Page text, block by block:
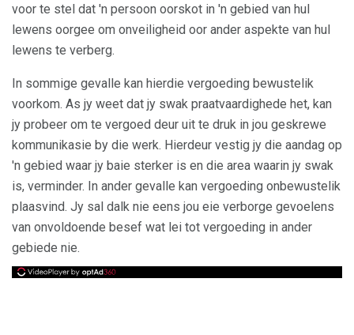
voor te stel dat 'n persoon oorskot in 'n gebied van hul
lewens oorgee om onveiligheid oor ander aspekte van hul
lewens te verberg.
In sommige gevalle kan hierdie vergoeding bewustelik
voorkom. As jy weet dat jy swak praatvaardighede het, kan
jy probeer om te vergoed deur uit te druk in jou geskrewe
kommunikasie by die werk. Hierdeur vestig jy die aandag op
'n gebied waar jy baie sterker is en die area waarin jy swak
is, verminder. In ander gevalle kan vergoeding onbewustelik
plaasvind. Jy sal dalk nie eens jou eie verborge gevoelens
van onvoldoende besef wat lei tot vergoeding in ander
gebiede nie.